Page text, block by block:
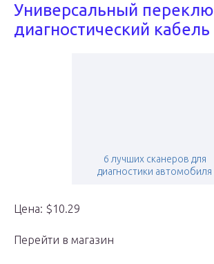
Универсальный
диагностический кабель
6 лучших сканеров для
диагностики автомобиля
Цена: $10.29
Перейти в магазин